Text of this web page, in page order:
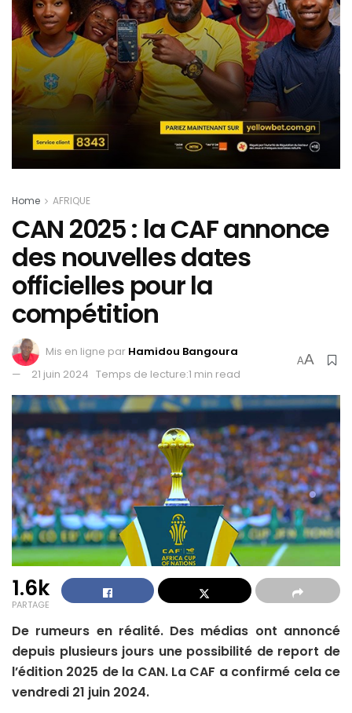
Home AFRIQUE
CAN 2025 : la CAF annonce
des nouvelles dates
officielles pour la
compétition
Mis en ligne par Hamidou Bangoura
21 juin 2024 Temps de lecture:1 min read
AA
1.6k
PARTAGE
De rumeurs en réalité. Des médias ont annoncé
depuis plusieurs jours une possibilité de report de
l’édition 2025 de la CAN. La CAF a confirmé cela ce
vendredi 21 juin 2024.